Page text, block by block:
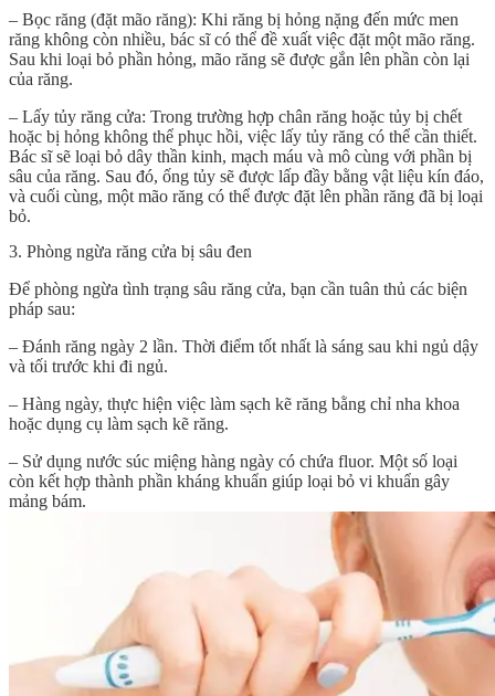
– Bọc răng (đặt mão răng): Khi răng bị hỏng nặng đến mức men
răng không còn nhiều, bác sĩ có thể đề xuất việc đặt một mão răng.
Sau khi loại bỏ phần hỏng, mão răng sẽ được gắn lên phần còn lại
của răng.
– Lấy tủy răng cửa: Trong trường hợp chân răng hoặc tủy bị chết
hoặc bị hỏng không thể phục hồi, việc lấy tủy răng có thể cần thiết.
Bác sĩ sẽ loại bỏ dây thần kinh, mạch máu và mô cùng với phần bị
sâu của răng. Sau đó, ống tủy sẽ được lấp đầy bằng vật liệu kín đáo,
và cuối cùng, một mão răng có thể được đặt lên phần răng đã bị loại
bỏ.
3. Phòng ngừa răng cửa bị sâu đen
Để phòng ngừa tình trạng sâu răng cửa, bạn cần tuân thủ các biện
pháp sau:
– Đánh răng ngày 2 lần. Thời điểm tốt nhất là sáng sau khi ngủ dậy
và tối trước khi đi ngủ.
– Hàng ngày, thực hiện việc làm sạch kẽ răng bằng chỉ nha khoa
hoặc dụng cụ làm sạch kẽ răng.
– Sử dụng nước súc miệng hàng ngày có chứa fluor. Một số loại
còn kết hợp thành phần kháng khuẩn giúp loại bỏ vi khuẩn gây
mảng bám.